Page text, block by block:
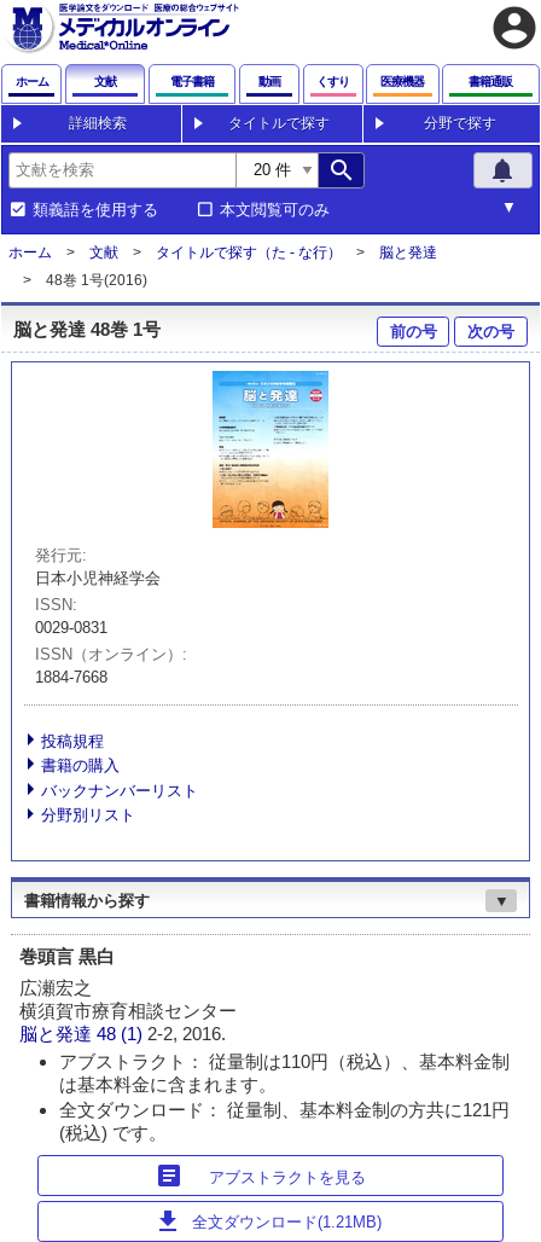
account_circle
ホーム 文献 電子書籍 動画 くすり 医療機器 書籍通販
詳細検索 タイトルで探す 分野で探す
search notifications
類義語を使用する 本文閲覧可のみ
ホーム 文献 タイトルで探す（た - な行）
脳と発達
48巻 1号(2016)
脳と発達 48巻 1号 前の号 次の号
発行元
日本小児神経学会
ISSN
0029-0831
ISSN（オンライン）
1884-7668
投稿規程
書籍の購入
バックナンバーリスト
分野別リスト
書籍情報から探す ▼
巻頭言 黒白
広瀬宏之
横須賀市療育相談センター
脳と発達 48 (1) 2-2, 2016.
アブストラクト： 従量制は110円（税込）、基本料金制
は基本料金に含まれます。
全文ダウンロード： 従量制、基本料金制の方共に121円
(税込) です。
article アブストラクトを見る
download 全文ダウンロード(1.21MB)